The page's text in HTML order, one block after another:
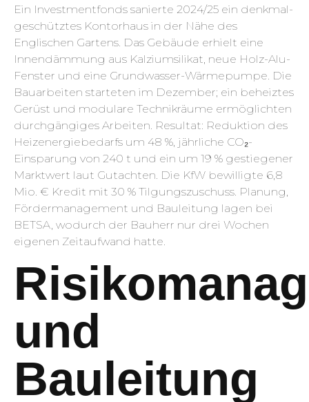
Ein Investmentfonds sanierte 2024/25 ein denkmal­
geschütztes Kontorhaus in der Nähe des
Englischen Gartens. Das Gebäude erhielt eine
Innendämmung aus Kalziumsilikat, neue Holz-Alu-
Fenster und eine Grundwasser-Wärmepumpe. Die
Bauarbeiten starteten im Dezember; ein beheiztes
Gerüst und modulare Technikräume ermöglichten
durchgängiges Arbeiten. Resultat: Reduktion des
Heizenergie­bedarfs um 48 %, jährliche CO₂-
Einsparung von 240 t und ein um 19 % gestiegener
Marktwert laut Gutachten. Die KfW bewilligte 6,8
Mio. € Kredit mit 30 % Tilgungs­zuschuss. Planung,
Fördermanagement und Bauleitung lagen bei
BETSA, wodurch der Bauherr nur drei Wochen
eigenen Zeitaufwand hatte.
und
Bauleitung